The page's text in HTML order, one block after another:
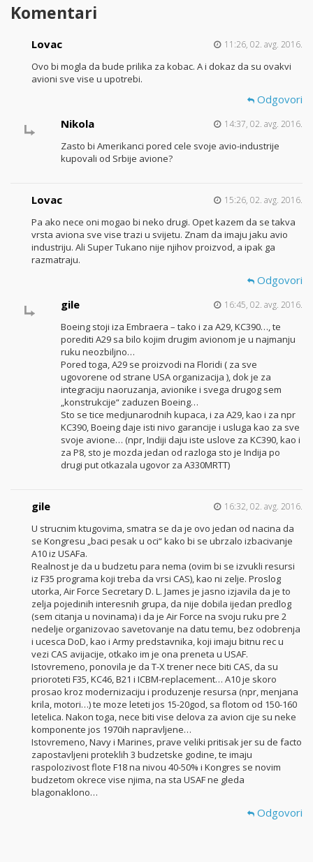
Komentari
Lovac 11:26, 02. avg. 2016.
Ovo bi mogla da bude prilika za kobac. A i dokaz da su ovakvi
avioni sve vise u upotrebi.
Odgovori
Nikola
14:37, 02. avg. 2016.
Zasto bi Amerikanci pored cele svoje avio-industrije
kupovali od Srbije avione?
Lovac 15:26, 02. avg. 2016.
Pa ako nece oni mogao bi neko drugi. Opet kazem da se takva
vrsta aviona sve vise trazi u svijetu. Znam da imaju jaku avio
industriju. Ali Super Tukano nije njihov proizvod, a ipak ga
razmatraju.
Odgovori
gile
16:45, 02. avg. 2016.
Boeing stoji iza Embraera – tako i za A29, KC390…, te
porediti A29 sa bilo kojim drugim avionom je u najmanju
ruku neozbiljno…
Pored toga, A29 se proizvodi na Floridi ( za sve
ugovorene od strane USA organizacija ), dok je za
integraciju naoruzanja, avionike i svega drugog sem
„konstrukcije“ zaduzen Boeing…
Sto se tice medjunarodnih kupaca, i za A29, kao i za npr
KC390, Boeing daje isti nivo garancije i usluga kao za sve
svoje avione… (npr, Indiji daju iste uslove za KC390, kao i
za P8, sto je mozda jedan od razloga sto je Indija po
drugi put otkazala ugovor za A330MRTT)
gile 16:32, 02. avg. 2016.
U strucnim ktugovima, smatra se da je ovo jedan od nacina da
se Kongresu „baci pesak u oci“ kako bi se ubrzalo izbacivanje
A10 iz USAFa.
Realnost je da u budzetu para nema (ovim bi se izvukli resursi
iz F35 programa koji treba da vrsi CAS), kao ni zelje. Proslog
utorka, Air Force Secretary D. L. James je jasno izjavila da je to
zelja pojedinih interesnih grupa, da nije dobila ijedan predlog
(sem citanja u novinama) i da je Air Force na svoju ruku pre 2
nedelje organizovao savetovanje na datu temu, bez odobrenja
i ucesca DoD, kao i Army predstavnika, koji imaju bitnu rec u
vezi CAS avijacije, otkako im je ona preneta u USAF.
Istovremeno, ponovila je da T-X trener nece biti CAS, da su
prioroteti F35, KC46, B21 i ICBM-replacement… A10 je skoro
prosao kroz modernizaciju i produzenje resursa (npr, menjana
krila, motori…) te moze leteti jos 15-20god, sa flotom od 150-160
letelica. Nakon toga, nece biti vise delova za avion cije su neke
komponente jos 1970ih napravljene…
Istovremeno, Navy i Marines, prave veliki pritisak jer su de facto
zapostavljeni proteklih 3 budzetske godine, te imaju
raspolozivost flote F18 na nivou 40-50% i Kongres se novim
budzetom okrece vise njima, na sta USAF ne gleda
blagonaklono…
Odgovori